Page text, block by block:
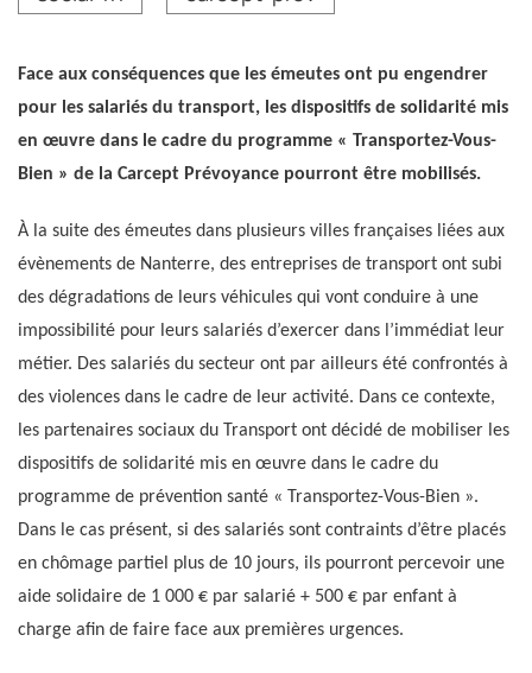
urgences.
Crédit photo Carcept Prev
Face aux conséquences que les émeutes ont pu engendrer
pour les salariés du transport, les dispositifs de solidarité mis
en œuvre dans le cadre du programme « Transportez-Vous-
Bien » de la Carcept Prévoyance pourront être mobilisés.
À la suite des émeutes dans plusieurs villes françaises liées aux
évènements de Nanterre, des entreprises de transport ont subi
des dégradations de leurs véhicules qui vont conduire à une
impossibilité pour leurs salariés d’exercer dans l’immédiat leur
métier. Des salariés du secteur ont par ailleurs été confrontés à
des violences dans le cadre de leur activité. Dans ce contexte,
les partenaires sociaux du Transport ont décidé de mobiliser les
dispositifs de solidarité mis en œuvre dans le cadre du
programme de prévention santé « Transportez-Vous-Bien ».
Dans le cas présent, si des salariés sont contraints d’être placés
en chômage partiel plus de 10 jours, ils pourront percevoir une
aide solidaire de 1 000 € par salarié + 500 € par enfant à
charge afin de faire face aux premières urgences.